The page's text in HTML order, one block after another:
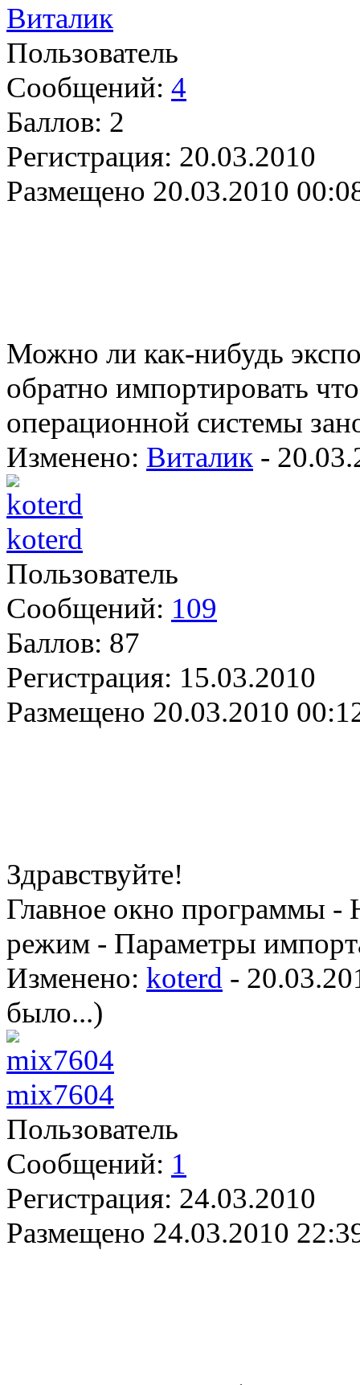
Виталик
Пользователь
Сообщений: 4
Баллов: 2
Регистрация: 20.03.2010
Размещено 20.03.2010
Можно ли как-нибудь
обратно импортировать
операционной системы
Изменено: Виталик -
koterd
Пользователь
Сообщений: 109
Баллов: 87
Регистрация: 15.03.2010
Размещено 20.03.2010
Здравствуйте!
Главное окно программы
режим - Параметры
Изменено: koterd -
было...)
mix7604
Пользователь
Сообщений: 1
Регистрация: 24.03.2010
Размещено 24.03.2010